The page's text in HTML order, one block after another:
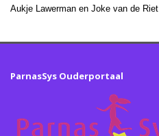
Aukje Lawerman en Joke van de Riet
ParnasSys Ouderportaal